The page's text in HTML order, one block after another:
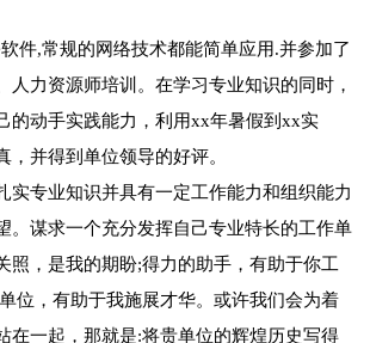
件,常规的网络技术都能简单应用.并参加了
人力资源师培训。在学习专业知识的同时，
的动手实践能力，利用xx年暑假到xx实
，并得到单位领导的好评。
实专业知识并具有一定工作能力和组织能力
。谋求一个充分发挥自己专业特长的工作单
照，是我的期盼;得力的助手，有助于你工
位，有助于我施展才华。或许我们会为着
在一起，那就是:将贵单位的辉煌历史写得